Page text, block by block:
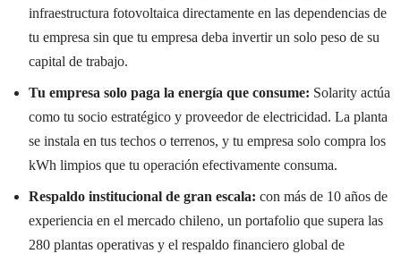
infraestructura fotovoltaica directamente en las dependencias de
tu empresa sin que tu empresa deba invertir un solo peso de su
capital de trabajo.
Tu empresa solo paga la energía que consume: Solarity actúa
como tu socio estratégico y proveedor de electricidad. La planta
se instala en tus techos o terrenos, y tu empresa solo compra los
kWh limpios que tu operación efectivamente consuma.
Respaldo institucional de gran escala: con más de 10 años de
experiencia en el mercado chileno, un portafolio que supera las
280 plantas operativas y el respaldo financiero global de